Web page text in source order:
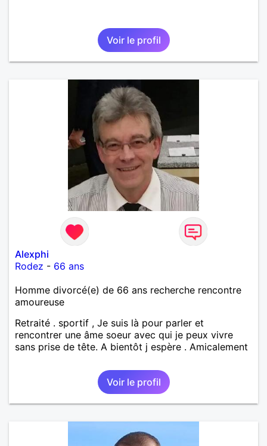
Voir le profil
Alexphi
Rodez - 66 ans
Homme divorcé(e) de 66 ans recherche rencontre
amoureuse
Retraité . sportif , Je suis là pour parler et
rencontrer une âme soeur avec qui je peux vivre
sans prise de tête. A bientôt j espère . Amicalement
Voir le profil